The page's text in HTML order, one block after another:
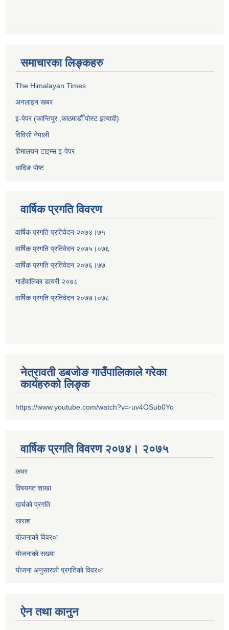
समाचारका लिङ्कहरु
The Himalayan Times
अनलाइन खबर
इ-पेपर (कान्तिपुर ,काठमाडौँ पोस्ट इत्यादी)
विविसी नेपाली
हिमालयन टाइम्स इ-पेपर
धादिङ पाेष्ट
वार्षिक प्रगति विवरण
वार्षिक प्रगति प्रतिवेदन २०७४।७५
वार्षिक प्रगति प्रतिवेदन २०७५।०७६
वार्षिक प्रगति प्रतिवेदन २०७६।७७
गाउँपालिका डायरी २०७८
वार्षिक प्रगति प्रतिवेदन २०७७।०७८
नेत्रावती डबजोङ गाउँपालिकाले गरेका
कार्यहरुको लिङ्क
https://www.youtube.com/watch?v=-uv4OSub0Yo
वार्षिक प्रगति विवरण २०७४। २०७५
कभर
विषयगत शाखा
खर्चकाे प्रगति
साराश
याेजनाकाे विवर०ा
याेजनाकाे सख्या
याेजना अनुसारकाे प्रगतिकाे विवर०ा
ऐन तथा कानुन